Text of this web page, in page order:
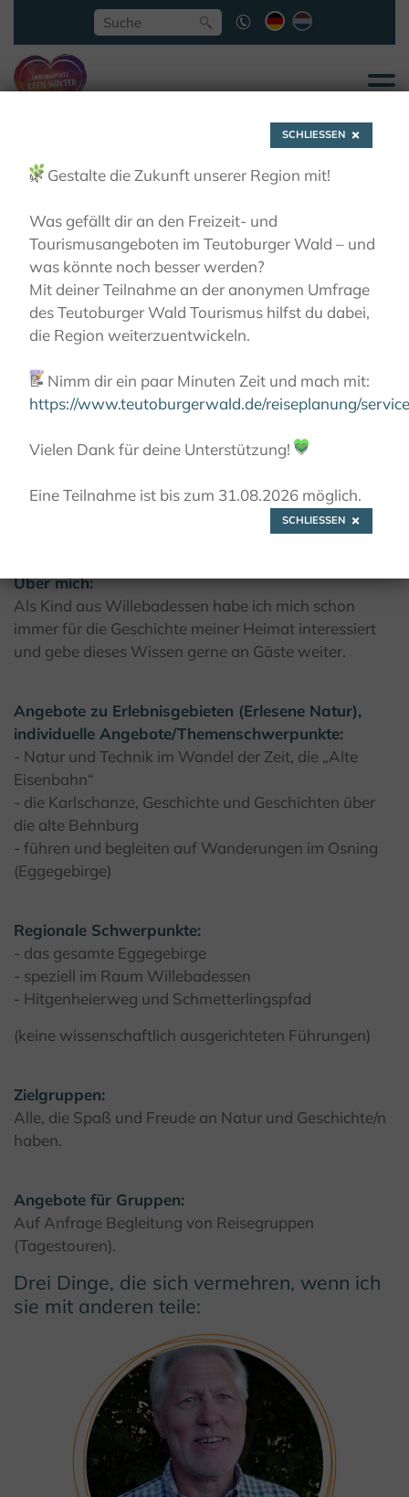
Bernd Pieper
AKTIVITÄTEN GÄSTEFÜHRUNGEN
© F. Grawe, Kulturland Kreis Höxter
Über mich:
Als Kind aus Willebadessen habe ich mich schon
immer für die Geschichte meiner Heimat interessiert
und gebe dieses Wissen gerne an Gäste weiter.
Angebote zu Erlebnisgebieten (Erlesene Natur),
individuelle Angebote/Themenschwerpunkte:
- Natur und Technik im Wandel der Zeit, die „Alte
Eisenbahn“
- die Karlschanze, Geschichte und Geschichten über
die alte Behnburg
- führen und begleiten auf Wanderungen im Osning
(Eggegebirge)
Regionale Schwerpunkte:
- das gesamte Eggegebirge
- speziell im Raum Willebadessen
- Hitgenheierweg und Schmetterlingspfad
(keine wissenschaftlich ausgerichteten Führungen)
Zielgruppen:
Alle, die Spaß und Freude an Natur und Geschichte/n
haben.
Angebote für Gruppen:
Auf Anfrage Begleitung von Reisegruppen
(Tagestouren).
Drei Dinge, die sich vermehren, wenn ich
sie mit anderen teile:
SCHLIESSEN
🌿 Gestalte die Zukunft unserer Region mit!
Was gefällt dir an den Freizeit- und
Tourismusangeboten im Teutoburger Wald – und
was könnte noch besser werden?
Mit deiner Teilnahme an der anonymen Umfrage
des Teutoburger Wald Tourismus hilfst du dabei,
die Region weiterzuentwickeln.
📝 Nimm dir ein paar Minuten Zeit und mach mit:
https://www.teutoburgerwald.de/reiseplanung/
Vielen Dank für deine Unterstützung! 💚
Eine Teilnahme ist bis zum 31.08.2026 möglich.
SCHLIESSEN